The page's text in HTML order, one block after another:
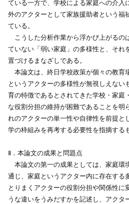
ている一方で、学校による家庭への介入
外のアクターとして家族援助者という福
ている。
こうした分析作業から浮かび上がるの
ていない「弱い家庭」の多様性と、それ
置づけるまなざしである。
本論文は、終日学校政策が個々の教育
というアクターの多様性が無視しえない
育の特徴であるとされてきた学校・家庭
な役割分担の維持が困難であることを明
れのアクターの単一性や自律性を前提と
学の枠組みを再考する必要性を指摘する
Ⅱ．本論文の成果と問題点
本論文の第一の成果としては、家庭環
通じ、家庭というアクター内に存在する
とりまくアクターの役割分担や関係性に
うな違いをうみだすかを記述し、アクタ